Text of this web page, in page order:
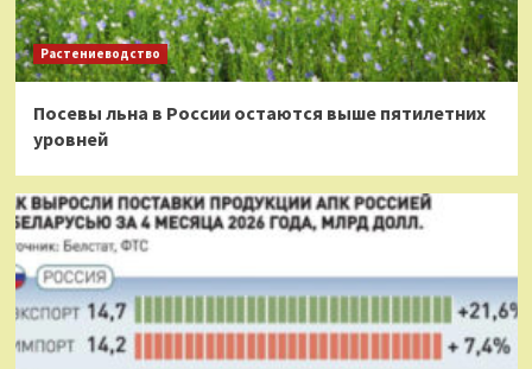
Растениеводство
Посевы льна в России остаются выше пятилетних
уровней